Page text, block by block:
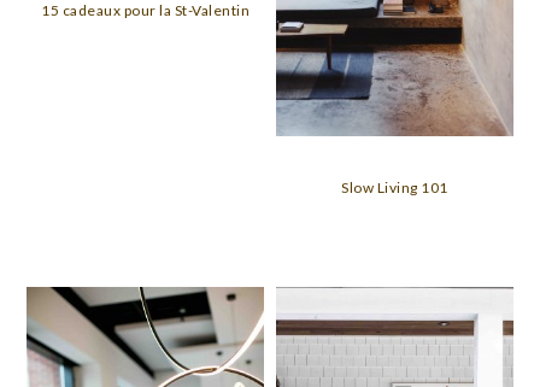
15 cadeaux pour la St-Valentin
Slow Living 101